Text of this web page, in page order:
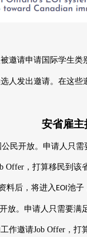
被邀请申请国际学生类
人发出邀请。在这些
安省雇主
公民开放。申请人只需
Offer ，打算移民到该
料后，将进入 EOI 池子
放。申请人只需要满
作邀请Job Offer ，打